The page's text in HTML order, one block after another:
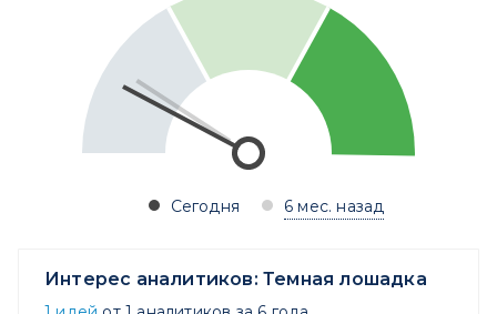
Сегодня 6 мес. назад
Интерес аналитиков: Темная лошадка